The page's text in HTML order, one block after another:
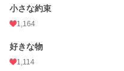
小さな約束
1,164
好きな物
1,114